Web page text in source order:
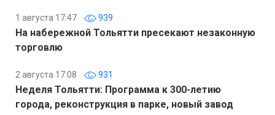
1 августа 17:47 939
На набережной Тольятти пресекают незаконную
торговлю
2 августа 17:08 931
Неделя Тольятти: Программа к 300-летию
города, реконструкция в парке, новый завод